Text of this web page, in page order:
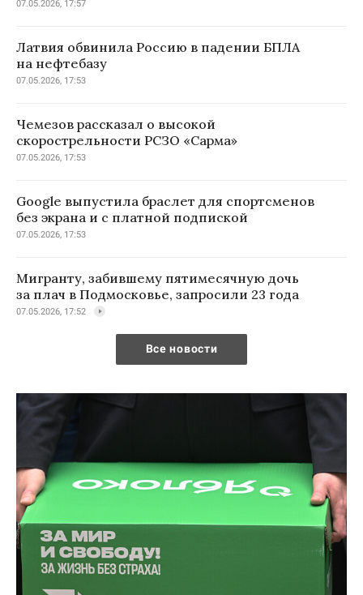
07.05.2026, 17:57
Латвия обвинила Россию в падении БПЛА
на нефтебазу
07.05.2026, 17:53
Чемезов рассказал о высокой
скорострельности РСЗО «Сарма»
07.05.2026, 17:53
Google выпустила браслет для спортсменов
без экрана и с платной подпиской
07.05.2026, 17:53
Мигранту, забившему пятимесячную дочь
за плач в Подмосковье, запросили 23 года
07.05.2026, 17:52
Все новости